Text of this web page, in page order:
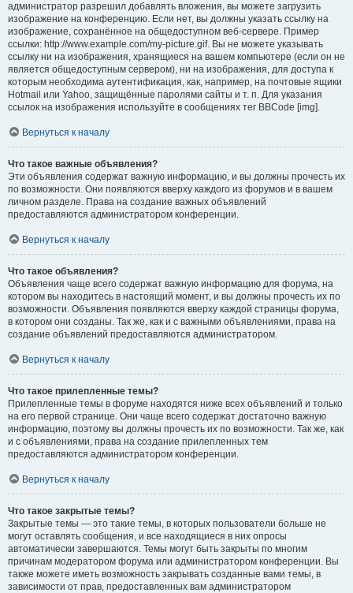
администратор разрешил добавлять вложения, вы можете загрузить
изображение на конференцию. Если нет, вы должны указать ссылку на
изображение, сохранённое на общедоступном веб-сервере. Пример
ссылки: http://www.example.com/my-picture.gif. Вы не можете указывать
ссылку ни на изображения, хранящиеся на вашем компьютере (если он не
является общедоступным сервером), ни на изображения, для доступа к
которым необходима аутентификация, как, например, на почтовые ящики
Hotmail или Yahoo, защищённые паролями сайты и т. п. Для указания
ссылок на изображения используйте в сообщениях тег BBCode [img].
Вернуться к началу
Что такое важные объявления?
Эти объявления содержат важную информацию, и вы должны прочесть их
по возможности. Они появляются вверху каждого из форумов и в вашем
личном разделе. Права на создание важных объявлений
предоставляются администратором конференции.
Вернуться к началу
Что такое объявления?
Объявления чаще всего содержат важную информацию для форума, на
котором вы находитесь в настоящий момент, и вы должны прочесть их по
возможности. Объявления появляются вверху каждой страницы форума,
в котором они созданы. Так же, как и с важными объявлениями, права на
создание объявлений предоставляются администратором.
Вернуться к началу
Что такое прилепленные темы?
Прилепленные темы в форуме находятся ниже всех объявлений и только
на его первой странице. Они чаще всего содержат достаточно важную
информацию, поэтому вы должны прочесть их по возможности. Так же, как
и с объявлениями, права на создание прилепленных тем
предоставляются администратором конференции.
Вернуться к началу
Что такое закрытые темы?
Закрытые темы — это такие темы, в которых пользователи больше не
могут оставлять сообщения, и все находящиеся в них опросы
автоматически завершаются. Темы могут быть закрыты по многим
причинам модератором форума или администратором конференции. Вы
также можете иметь возможность закрывать созданные вами темы, в
зависимости от прав, предоставленных вам администратором